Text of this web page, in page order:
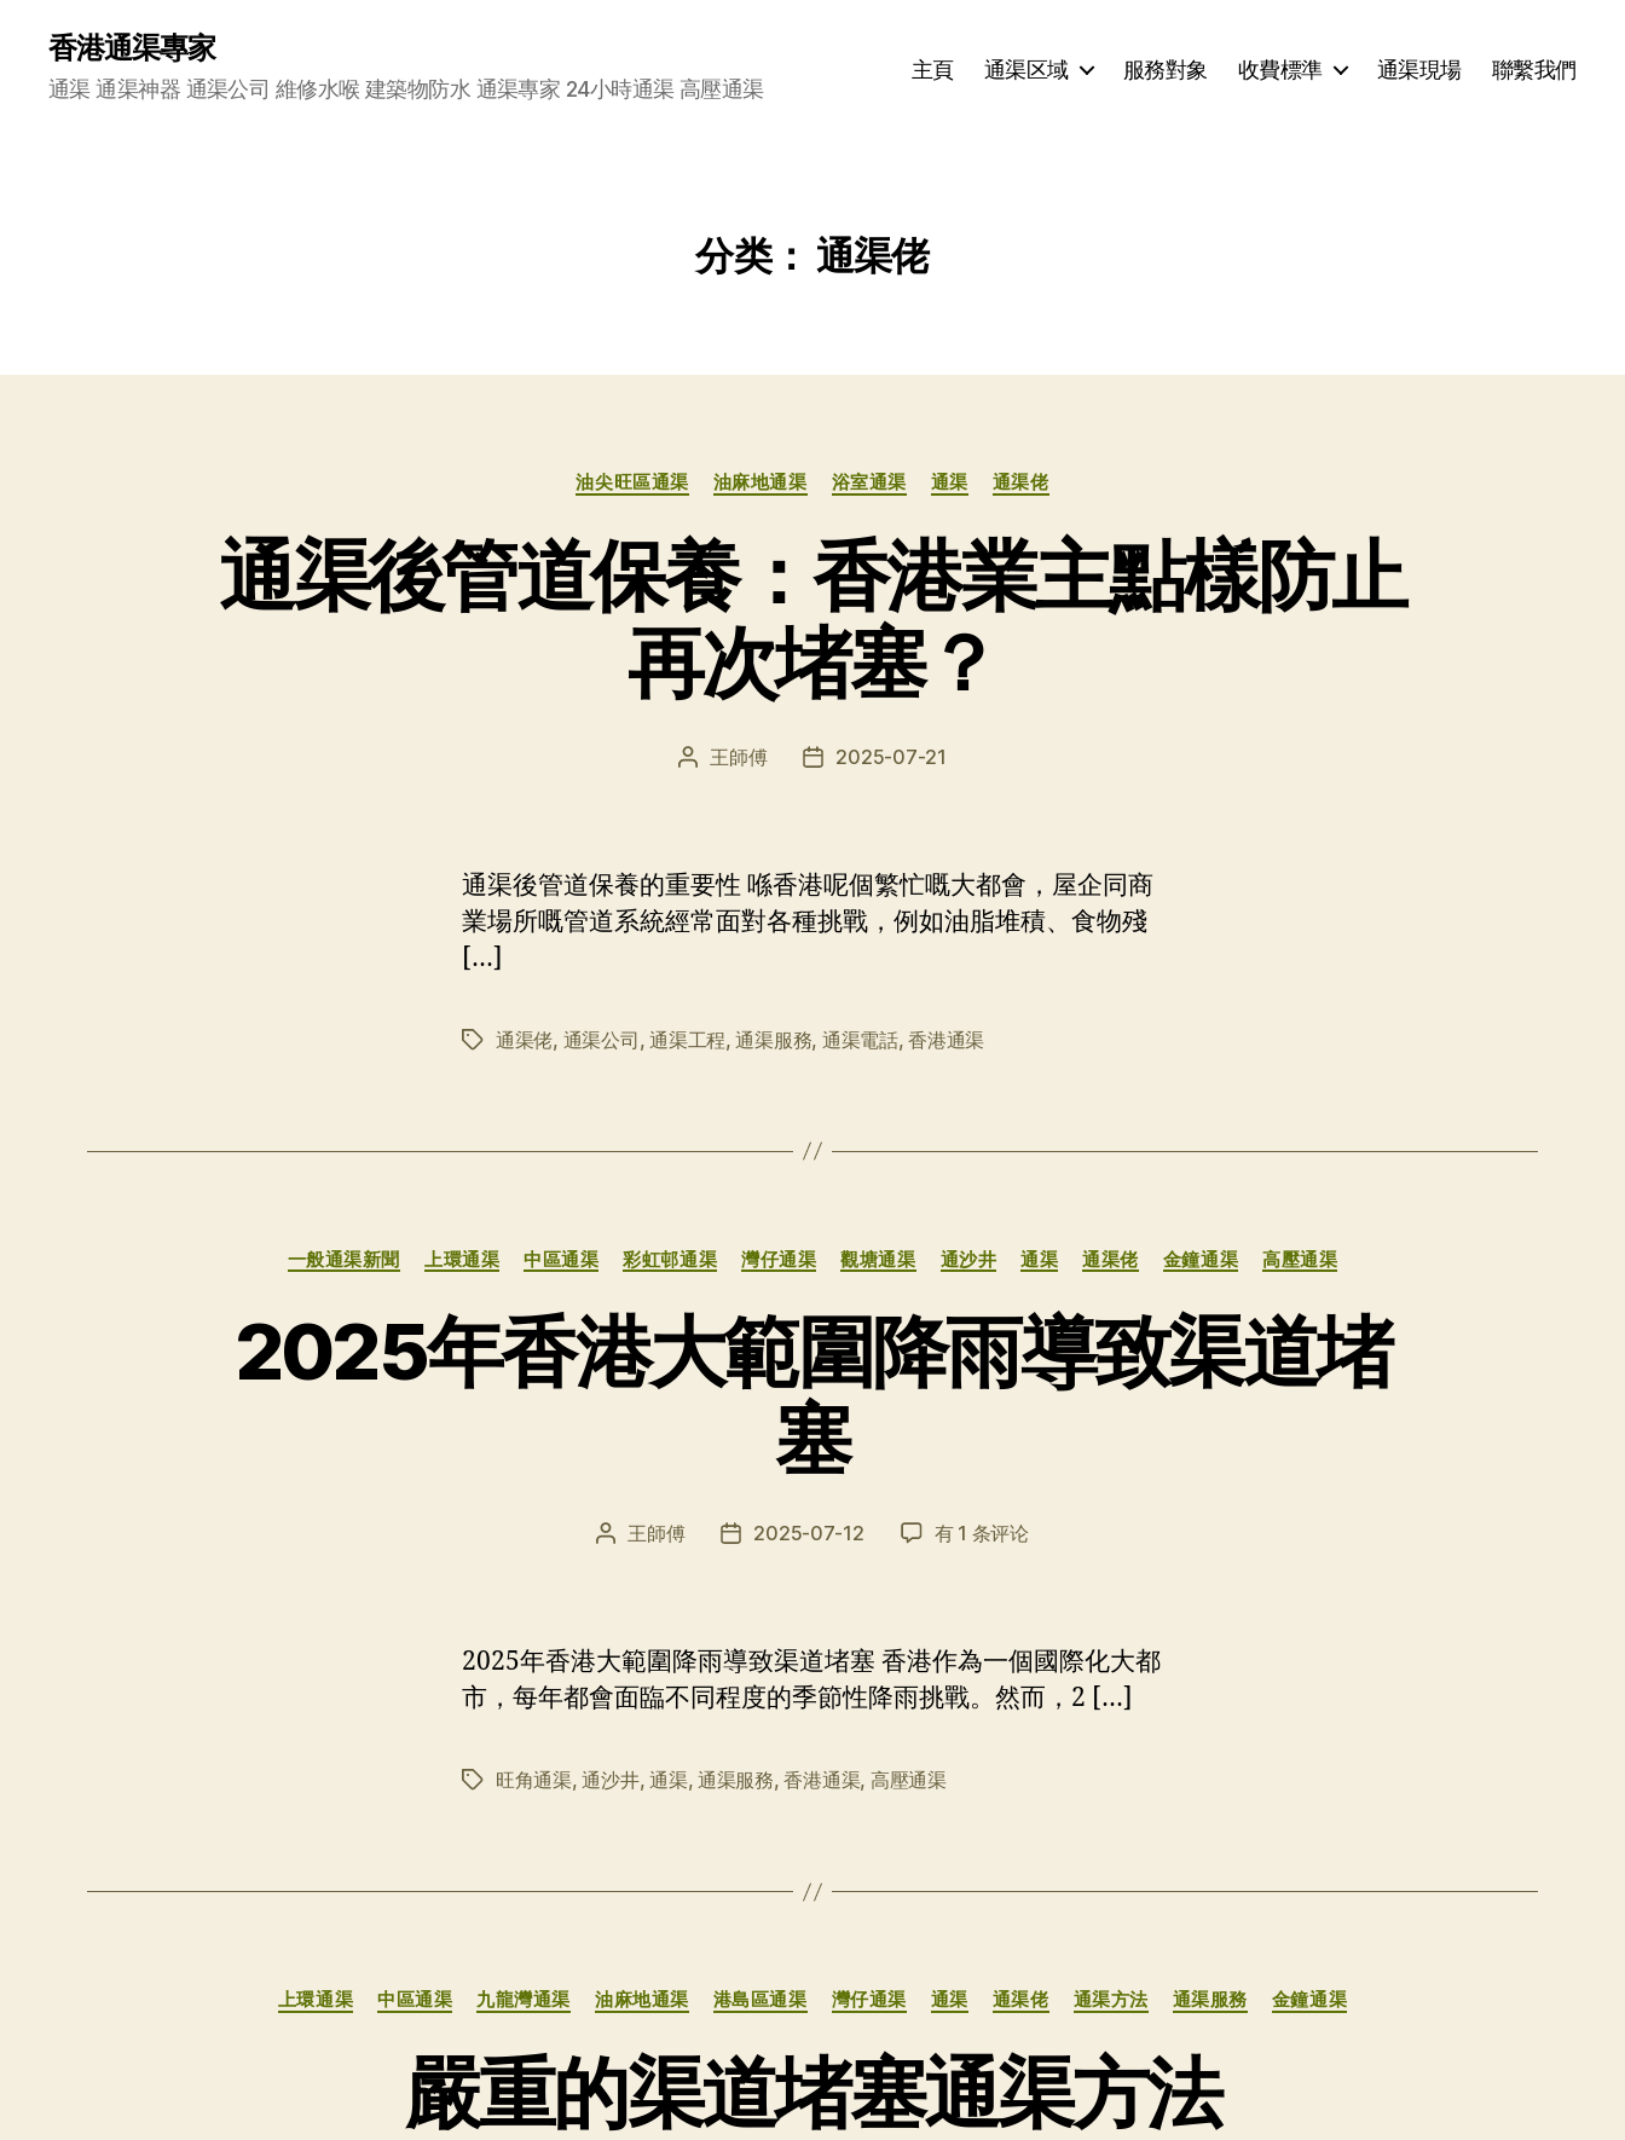
香港通渠專家
通渠 通渠神器 通渠公司 維修水喉 建築物防水 通渠專家 24小時通渠 高壓通渠
主頁 通渠区域 服務對象 收費標準 通渠現場 聯繫我們
分类：通渠佬
类
油尖旺區通渠 油麻地通渠 浴室通渠 通渠 通渠佬
通渠後管道保養：香港業主點樣防止
再次堵塞？
文 王師傅
发 2025-07-21
通渠後管道保養的重要性 喺香港呢個繁忙嘅大都會，屋企同商
業場所嘅管道系統經常面對各種挑戰，例如油脂堆積、食物殘
[…]
标
通渠佬, 通渠公司,通渠工程,通渠服務, 通渠電話,香港通渠
分
类
一般通渠新聞 上環通渠 中區通渠 彩虹邨通渠 灣仔通渠 觀塘通渠 通沙井 通渠 通渠佬 金鐘通渠 高壓通渠
2025年香港大範圍降雨導致渠道堵
塞
文 王師傅
发 2025-07-12
2025
大
範
圍
導
有 1 条评论
2025年香港大範圍降雨導致渠道堵塞 香港作為一個國際化大都
市，每年都會面臨不同程度的季節性降雨挑戰。然而，2 […]
标
旺角通渠,通沙井,通渠, 通渠服務,香港通渠, 高壓通渠
类
上環通渠 中區通渠 九龍灣通渠 油麻地通渠 港島區通渠 灣仔通渠 通渠 通渠佬 通渠方法 通渠服務 金鐘通渠
嚴重的渠道堵塞通渠方法